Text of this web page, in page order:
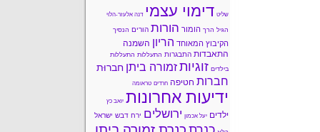
שליט דימוי עצמי דנה אלעזר-הלוי
הגיל הרך הומור הורות הורים הנסיך
הקיבוץ המאוחד הריון השמנה
התאבדות התבגרות התעללות התעללות
בילדים זוגיותזמורה ביתן חברוּת
חברות חטיפה חרדים טראומה
ידיעות אחרונות יואב כץ
ילדים יעל אכמון ירושלים ירח דבש ישראל